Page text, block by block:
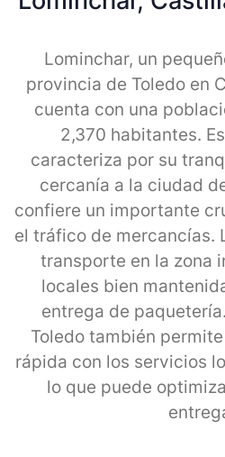
Lominchar, un
provincia de Toledo en
cuenta con una
2,370 habitantes.
caracteriza por su
cercanía a la ciudad
confiere un importante
el tráfico de mercancías.
transporte en la zona
locales bien
entrega de
Toledo también
rápida con los servicios
lo que puede